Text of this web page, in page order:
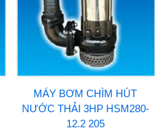
MÁY BƠM CHÌM HÚT
NƯỚC THẢI 3HP HSM280-
12.2 205